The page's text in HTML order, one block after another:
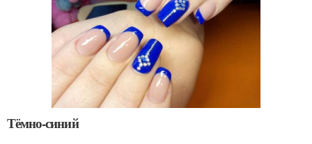
Тёмно-синий